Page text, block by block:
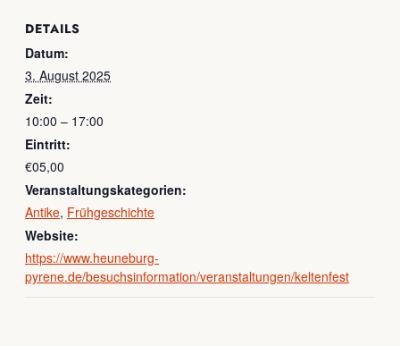
DETAILS
Datum:
3. August 2025
Zeit:
10:00 – 17:00
Eintritt:
€05,00
Veranstaltungskategorien:
Antike, Frühgeschichte
Website:
https://www.heuneburg-
pyrene.de/besuchsinformation/veranstaltungen/keltenfest